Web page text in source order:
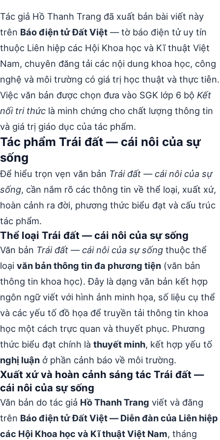
Tác giả Hồ Thanh Trang đã xuất bản bài viết này
trên Báo điện tử Đất Việt — tờ báo điện tử uy tín
thuộc Liên hiệp các Hội Khoa học và Kĩ thuật Việt
Nam, chuyên đăng tải các nội dung khoa học, công
nghệ và môi trường có giá trị học thuật và thực tiễn.
Việc văn bản được chọn đưa vào SGK lớp 6 bộ Kết
nối tri thức là minh chứng cho chất lượng thông tin
và giá trị giáo dục của tác phẩm.
Tác phẩm Trái đất — cái nôi của sự
sống
Để hiểu trọn vẹn văn bản Trái đất — cái nôi của sự
sống, cần nắm rõ các thông tin về thể loại, xuất xứ,
hoàn cảnh ra đời, phương thức biểu đạt và cấu trúc
tác phẩm.
Thể loại Trái đất — cái nôi của sự sống
Văn bản Trái đất — cái nôi của sự sống thuộc thể
loại văn bản thông tin đa phương tiện (văn bản
thông tin khoa học). Đây là dạng văn bản kết hợp
ngôn ngữ viết với hình ảnh minh họa, số liệu cụ thể
và các yếu tố đồ họa để truyền tải thông tin khoa
học một cách trực quan và thuyết phục. Phương
thức biểu đạt chính là thuyết minh, kết hợp yếu tố
nghị luận ở phần cảnh báo về môi trường.
Xuất xứ và hoàn cảnh sáng tác Trái đất —
cái nôi của sự sống
Văn bản do tác giả Hồ Thanh Trang viết và đăng
trên Báo điện tử Đất Việt — Diễn đàn của Liên hiệp
các Hội Khoa học và Kĩ thuật Việt Nam, tháng